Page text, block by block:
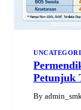
Petunjuk
By